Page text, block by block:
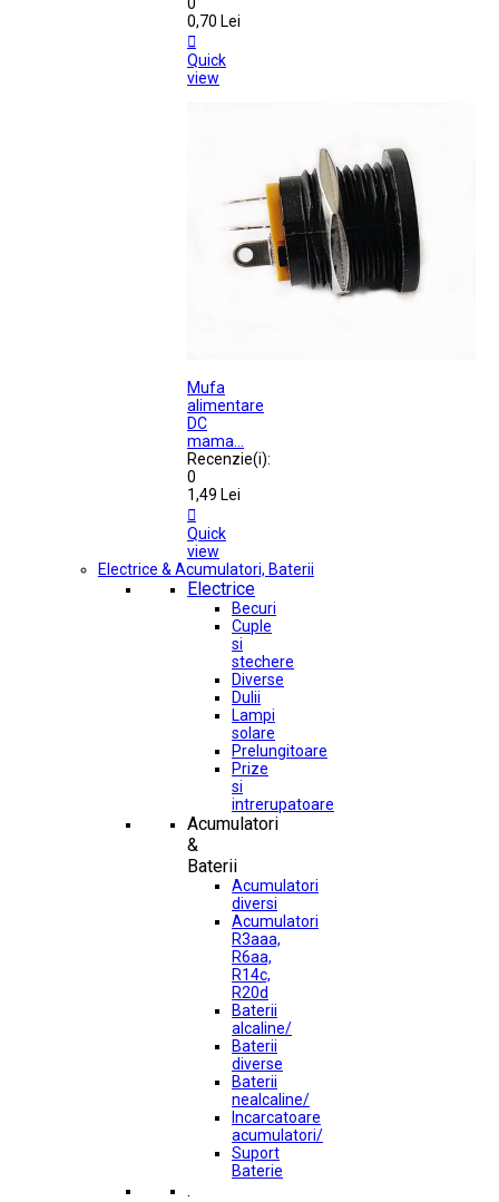
0,70 Lei

Quick
view
Mufa
alimentare
DC
mama...
Recenzie(i):
0
1,49 Lei

Quick
view
Electrice & Acumulatori, Baterii
Electrice
Becuri
Cuple
si
stechere
Diverse
Dulii
Lampi
solare
Prelungitoare
Prize
si
intrerupatoare
Acumulatori
&
Baterii
Acumulatori
diversi
Acumulatori
R3aaa,
R6aa,
R14c,
R20d
Baterii
alcaline/
Baterii
diverse
Baterii
nealcaline/
Incarcatoare
acumulatori/
Suport
Baterie
.